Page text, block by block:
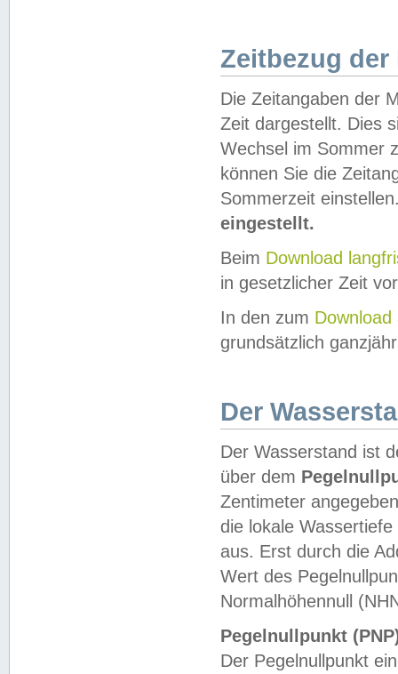
Zeitbezug der
Die Zeitangaben der
Zeit dargestellt. Dies
Wechsel im Sommer
können Sie die
Sommerzeit
eingestellt.
Beim Download
in gesetzlicher Zeit
In den zum Download
grundsätzlich
Der
Der Wasserstand ist
über dem
Zentimeter
die lokale
aus. Erst durch die
Wert des
Normalhöhennull
Pegelnullpunkt
Der Pegelnullpunkt